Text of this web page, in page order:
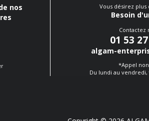
nos
Vous désirez plus
Besoin
Contactez
01 53
algam-
*Appel non
Du lundi au vendredi,